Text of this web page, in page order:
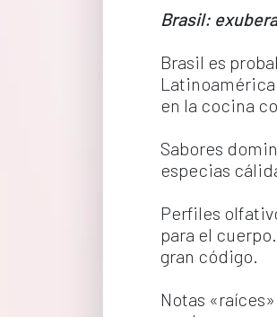
Brasil:
Brasil es
en la cocina
Sabores
especias
Perfiles
para el
gran código.
Notas